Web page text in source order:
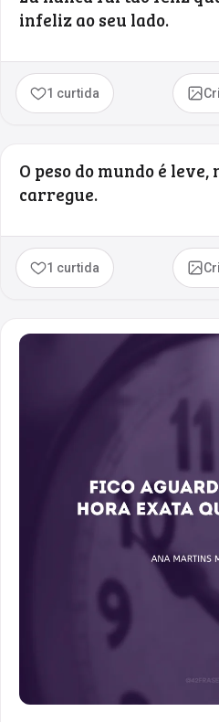
infeliz ao seu lado.
1 curtida
O peso do mundo é leve,
carregue.
1 curtida